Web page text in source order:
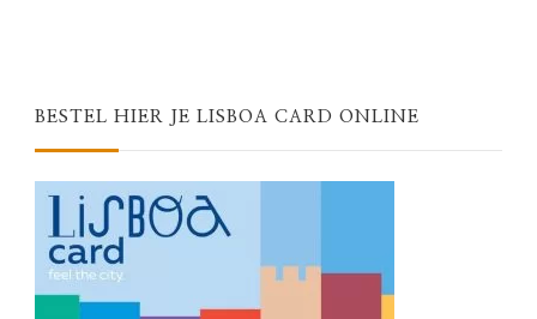
BESTEL HIER JE LISBOA CARD ONLINE